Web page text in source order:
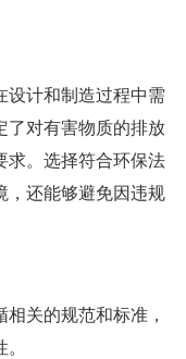
设计和制造过程中需
了对有害物质的排放
求。选择符合环保法
，还能够避免因违规
关的规范和标准，